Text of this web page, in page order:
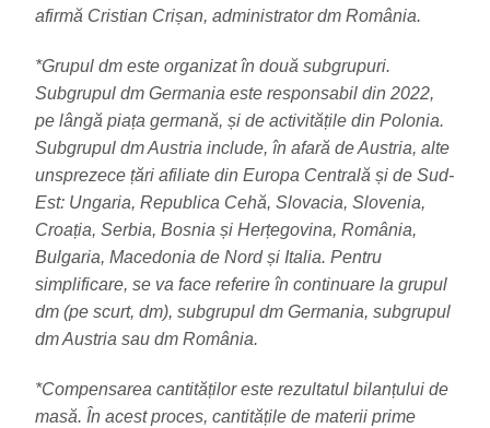
afirmă Cristian Crișan, administrator dm România.
*Grupul dm este organizat în două subgrupuri.
Subgrupul dm Germania este responsabil din 2022,
pe lângă piața germană, și de activitățile din Polonia.
Subgrupul dm Austria include, în afară de Austria, alte
unsprezece țări afiliate din Europa Centrală și de Sud-
Est: Ungaria, Republica Cehă, Slovacia, Slovenia,
Croația, Serbia, Bosnia și Herțegovina, România,
Bulgaria, Macedonia de Nord și Italia. Pentru
simplificare, se va face referire în continuare la grupul
dm (pe scurt, dm), subgrupul dm Germania, subgrupul
dm Austria sau dm România.
*Compensarea cantităților este rezultatul bilanțului de
masă. În acest proces, cantitățile de materii prime